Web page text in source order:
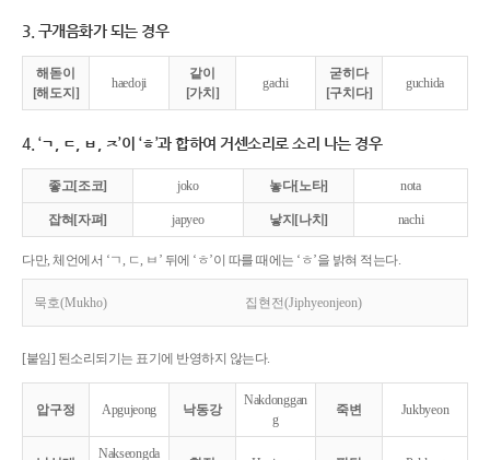
3. 구개음화가 되는 경우
해돋이
[해도지]
haedoji
같이
[가치]
gachi
굳히다
[구치다]
guchida
4. ‘ㄱ, ㄷ, ㅂ, ㅈ’이 ‘ㅎ’과 합하여 거센소리로 소리 나는 경우
좋고[조코] joko 놓다[노타] nota
잡혀[자펴] japyeo 낳지[나치] nachi
다만, 체언에서 ‘ㄱ, ㄷ, ㅂ’ 뒤에 ‘ㅎ’이 따를 때에는 ‘ㅎ’을 밝혀 적는다.
묵호(Mukho) 집현전(Jiphyeonjeon)
[붙임] 된소리되기는 표기에 반영하지 않는다.
압구정 Apgujeong 낙동강
Nakdonggan
g
죽변 Jukbyeon
Nakseongda